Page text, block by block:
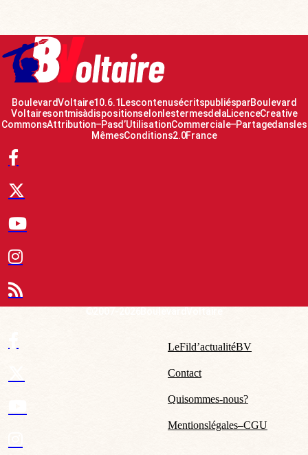
Boulevard Voltaire 10.6.1 Les contenus écrits publiés par Boulevard
Voltaire sont mis à disposition selon les termes de la Licence Creative
Commons Attribution – Pas d’Utilisation Commerciale – Partage dans les
Mêmes Conditions 2.0 France
Le Fil d’actualité BV
Contact
Qui sommes-nous ?
Mentions légales – CGU